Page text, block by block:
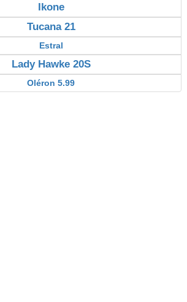
Ikone
Tucana 21
Estral
Lady Hawke 20S
Oléron 5.99